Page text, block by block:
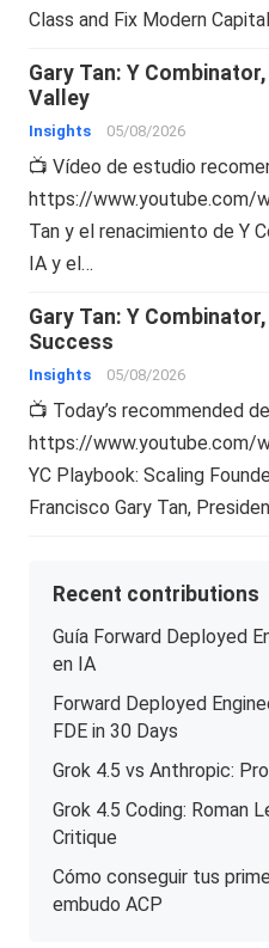
Class and Fix Modern
Gary Tan: Y
Valley
Insights 05/08/2026
📺 Vídeo de estudio
https://www.youtube.com/
Tan y el renacimiento de Y
IA y el…
Gary Tan: Y
Success
Insights 05/08/2026
📺 Today’s recommended
https://www.youtube.com/
YC Playbook: Scaling
Francisco Gary Tan,
Recent contributions
Guía Forward Deployed
en IA
Forward Deployed
FDE in 30 Days
Grok 4.5 vs Anthropic:
Grok 4.5 Coding: Roman
Critique
Cómo conseguir tus
embudo ACP